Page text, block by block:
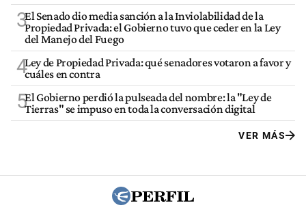
3El Senado dio media sanción a la Inviolabilidad de la
Propiedad Privada: el Gobierno tuvo que ceder en la Ley
del Manejo del Fuego
4Ley de Propiedad Privada: qué senadores votaron a favor y
cuáles en contra
5El Gobierno perdió la pulseada del nombre: la "Ley de
Tierras" se impuso en toda la conversación digital
VER MÁS